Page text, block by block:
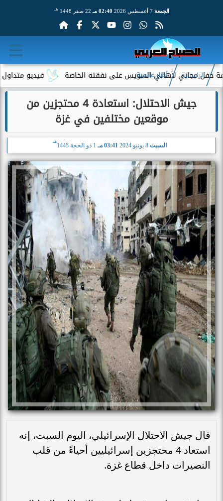
الجمعة 7 أغسطس 2026 02:40 مـ 22 صفر 1448 هـ
فيديو متداول لسيدة لأهالي السويس على نفقته الخاصة
الرئيسية أخبار عالمية
جيش الاحتلال: استعادة 4 محتجزين من
موقعين مختلفين في غزة
السبت 8 يونيو 2024 03:41 مـ 1 ذو الحجة 1445
هـ
قال جيش الاحتلال الإسرائيلي، اليوم السبت، إنه
استعاد 4 محتجزين إسرائيليين أحياءً من قلب
النصيرات داخل قطاع غزة.